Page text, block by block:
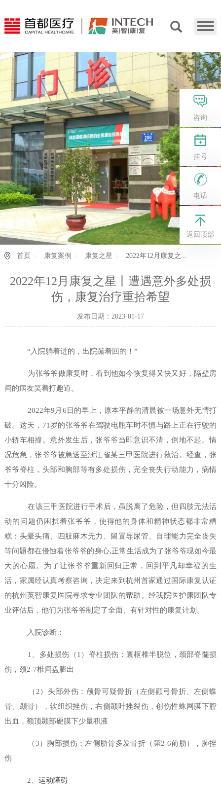
首页 康复案例 康复之星 2022年12月康复之...
2022年12月康复之星丨遭遇意外多处损
伤，康复治疗重拾希望
发布日期：2023-01-17
“入院躺着进的，出院蹦着回的！”
为张爷爷做康复时，看到他如今恢复得又快又好，隔壁房
间的病友笑着打趣道。
2022年9月6日的早上，原本平静的清晨被一场意外无情打
破。这天，71岁的张爷爷在驾驶电瓶车时不慎与路上正在行驶的
小轿车相撞。意外发生后，张爷爷当即意识不清，倒地不起。情
况危急，张爷爷被急送至浙江省某三甲医院进行救治。经查，张
爷爷脊柱，头部和胸部等有多处损伤，完全丧失行动能力，病情
十分凶险。
在该三甲医院进行手术后，虽脱离了危险，但四肢无法活
动的问题仍困扰着张爷爷，使得他的身体和精神状态都非常糟
糕：头晕头痛、四肢麻木无力、留置导尿管、自理能力完全丧失
等问题都在侵蚀着张爷爷的身心,正常生活成为了张爷爷现如今最
大的心愿。为了让张爷爷重新回归正常，回到平凡却幸福的生
活，家属经认真考察咨询，决定来到杭州首家通过国际康复认证
的杭州英智康复医院寻求专业团队的帮助。经我院医护康团队专
业评估后，他们为张爷爷制定了全面、有针对性的康复计划。
入院诊断：
1、多处损伤（1）脊柱损伤：寰枢椎半脱位，颈部脊髓损
伤，颈2-7椎间盘膨出
（2）头部外伤：颅骨可疑骨折（左侧颧弓骨折、左侧蝶
骨、颞骨），软组织挫伤，右侧颞叶挫裂伤，创伤性蛛网膜下腔
出血，额顶颞部硬膜下少量积液
（3）胸部损伤：左侧肋骨多发骨折（第2-6前肋），肺挫
伤
2、 运动障碍
咨询
挂号
电话
返回顶部